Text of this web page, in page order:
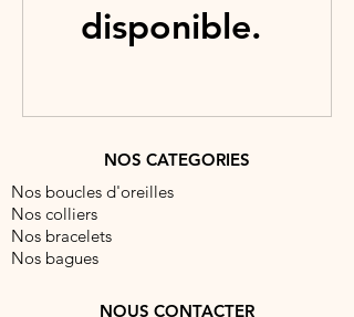
disponible.
NOS CATEGORIES
Nos boucles d'oreilles
Nos colliers
Nos bracelets
Nos bagues
NOUS CONTACTER